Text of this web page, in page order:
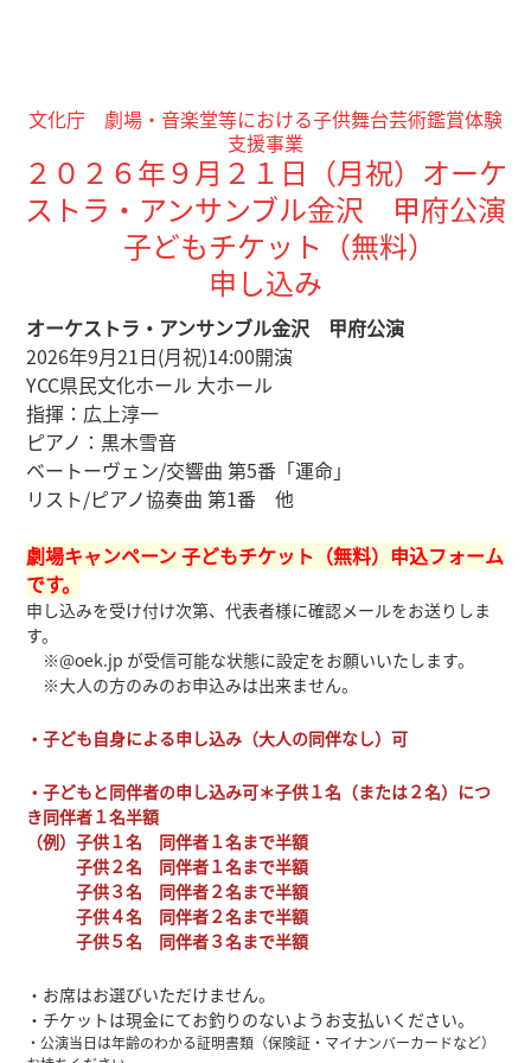
文化庁 劇場・音楽堂等における子供舞台芸術鑑賞体験
支援事業
２０２６年９月２１日（月祝）オーケ
ストラ・アンサンブル金沢 甲府公演
子どもチケット（無料）
申し込み
オーケストラ・アンサンブル金沢 甲府公演
2026年9月21日(月祝)14:00開演
YCC県民文化ホール 大ホール
指揮：広上淳一
ピアノ：黒木雪音
ベートーヴェン/交響曲 第5番「運命」
リスト/ピアノ協奏曲 第1番 他
劇場キャンペーン 子どもチケット（無料）申込フォーム
です。
申し込みを受け付け次第、代表者様に確認メールをお送りしま
す。
※@oek.jp が受信可能な状態に設定をお願いいたします。
※大人の方のみのお申込みは出来ません。
・子ども自身による申し込み（大人の同伴なし）可
・子どもと同伴者の申し込み可＊子供１名（または２名）につ
き同伴者１名半額
（例）子供１名 同伴者１名まで半額
子供２名 同伴者１名まで半額
子供３名 同伴者２名まで半額
子供４名 同伴者２名まで半額
子供５名 同伴者３名まで半額
・お席はお選びいただけません。
・チケットは現金にてお釣りのないようお支払いください。
・公演当日は年齢のわかる証明書類（保険証・マイナンバーカードなど）